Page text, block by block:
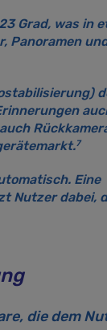
Grad, was in
Panoramen
7
Eine
Nutzer dabei,
die dem